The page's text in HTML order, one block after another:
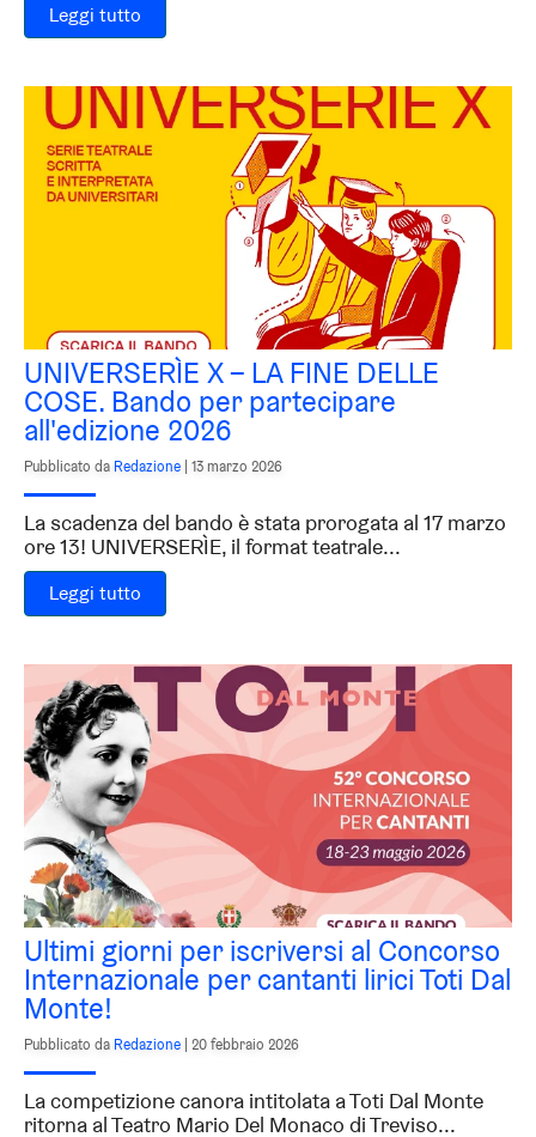
Leggi tutto
UNIVERSERÌE X – LA FINE DELLE
COSE. Bando per partecipare
all'edizione 2026
Pubblicato da Redazione | 13 marzo 2026
La scadenza del bando è stata prorogata al 17 marzo
ore 13! UNIVERSERÌE, il format teatrale...
Leggi tutto
Ultimi giorni per iscriversi al Concorso
Internazionale per cantanti lirici Toti Dal
Monte!
Pubblicato da Redazione | 20 febbraio 2026
La competizione canora intitolata a Toti Dal Monte
ritorna al Teatro Mario Del Monaco di Treviso...